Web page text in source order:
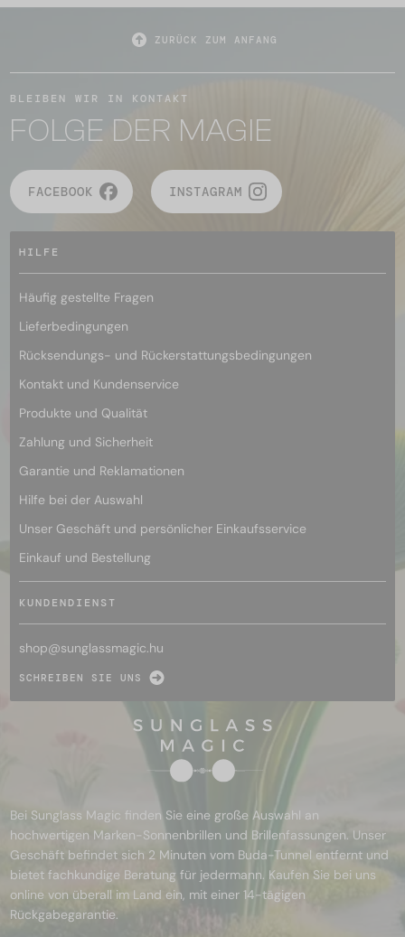
ZURÜCK ZUM ANFANG
BLEIBEN WIR IN KONTAKT
FOLGE DER MAGIE
FACEBOOK INSTAGRAM
HILFE
Häufig gestellte Fragen
Lieferbedingungen
Rücksendungs- und Rückerstattungsbedingungen
Kontakt und Kundenservice
Produkte und Qualität
Zahlung und Sicherheit
Garantie und Reklamationen
Hilfe bei der Auswahl
Unser Geschäft und persönlicher Einkaufsservice
Einkauf und Bestellung
KUNDENDIENST
shop@sunglassmagic.hu
SCHREIBEN SIE UNS
Bei Sunglass Magic finden Sie eine große Auswahl an
hochwertigen Marken-Sonnenbrillen und Brillenfassungen. Unser
Geschäft befindet sich 2 Minuten vom Buda-Tunnel entfernt und
bietet fachkundige Beratung für jedermann. Kaufen Sie bei uns
online von überall im Land ein, mit einer 14-tägigen
Rückgabegarantie.